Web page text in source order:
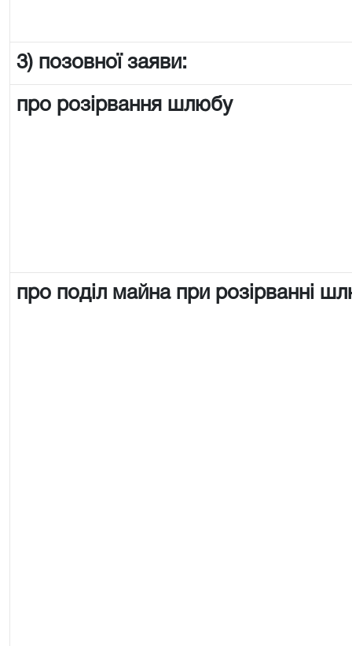
3) позовної заяви:
про розірвання шлюбу
про поділ майна при розірванні